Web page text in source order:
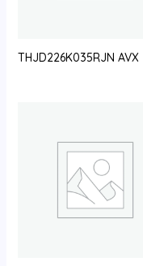
THJD226K035RJN AVX